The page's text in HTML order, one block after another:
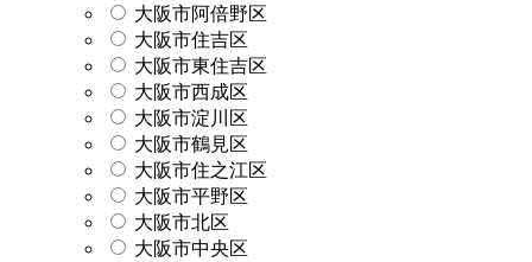
大阪市阿倍野区
大阪市住吉区
大阪市東住吉区
大阪市西成区
大阪市淀川区
大阪市鶴見区
大阪市住之江区
大阪市平野区
大阪市北区
大阪市中央区